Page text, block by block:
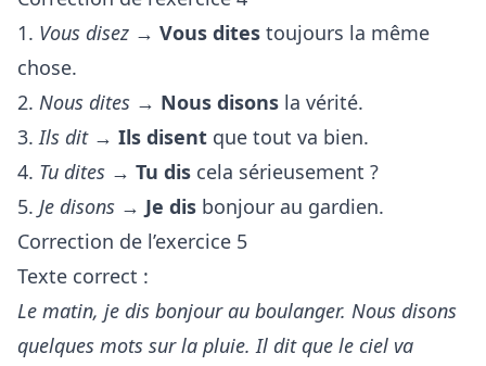
1. Vous disez → Vous dites toujours la même
chose.
2. Nous dites → Nous disons la vérité.
3.Ils dit→ Ils disent que tout va bien.
4. Tu dites → Tu dis cela sérieusement ?
5. Je disons → Je dis bonjour au gardien.
Correction de l’exercice 5
Texte correct :
Le matin, je dis bonjour au boulanger. Nous disons
quelques mots sur la pluie. Il dit que le ciel va